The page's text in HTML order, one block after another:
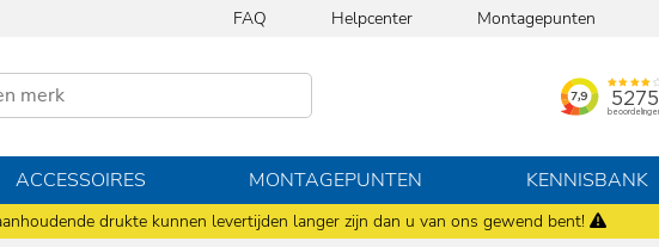
drukte kunnen levertijden langer zijn dan u van ons gewend bent!
FAQ Helpcenter Montagepunten
ACCESSOIRES MONTAGEPUNTEN KENNISBANK